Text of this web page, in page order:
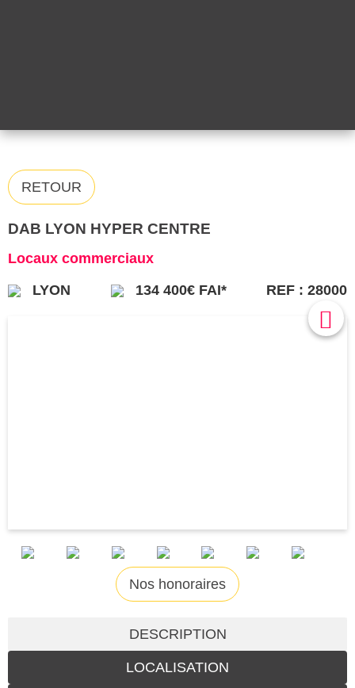
RETOUR
DAB LYON HYPER CENTRE
Locaux commerciaux
LYON
134 400€ FAI* REF : 28000
Nos honoraires
DESCRIPTION
LOCALISATION